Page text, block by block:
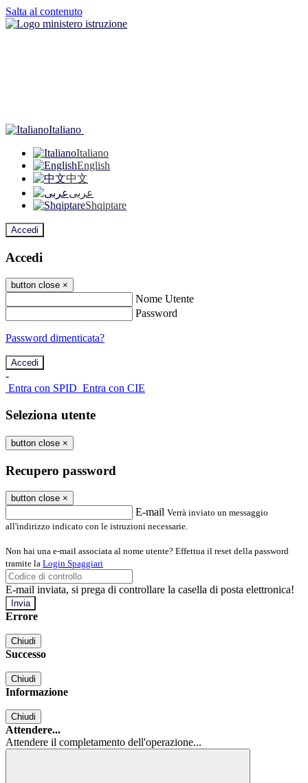
Salta al contenuto
Italiano
Italiano
English
中文
عربى
Shqiptare
Accedi
Accedi
button close ×
Nome Utente
Password
Password dimenticata?
-
Entra con SPID Entra con CIE
Seleziona utente
button close ×
Recupero password
button close ×
E-mail Verrà inviato un messaggio
all'indirizzo indicato con le istruzioni necessarie.
Non hai una e-mail associata al nome utente? Effettua il reset della password
tramite la Login Spaggiari
E-mail inviata, si prega di controllare la casella di posta elettronica!
Errore
Chiudi
Successo
Chiudi
Informazione
Chiudi
Attendere...
Attendere il completamento dell'operazione...